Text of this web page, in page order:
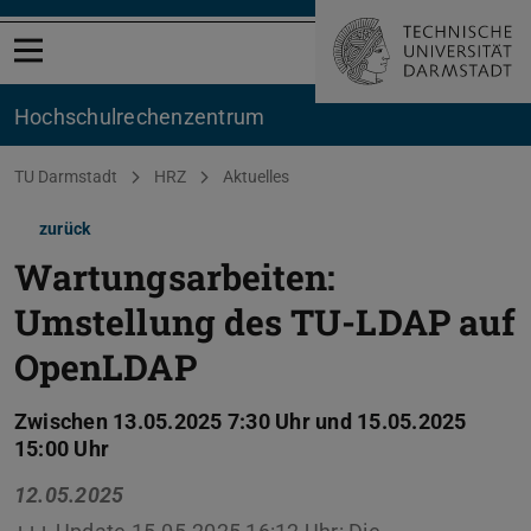
Menü öffnen
Hochschul­rechenzentrum
Sie befinden sich hier:
TU Darmstadt HRZ Aktuelles
zurück
Wartungsarbeiten:
Umstellung des TU-LDAP auf
OpenLDAP
Zwischen 13.05.2025 7:30 Uhr und 15.05.2025
15:00 Uhr
12.05.2025